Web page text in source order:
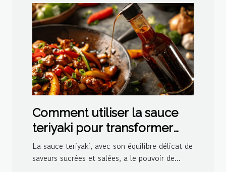
Comment utiliser la sauce
teriyaki pour transformer
vos plats
La sauce teriyaki, avec son équilibre délicat de
saveurs sucrées et salées, a le pouvoir de...